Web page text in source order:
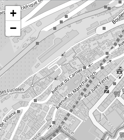
+
−